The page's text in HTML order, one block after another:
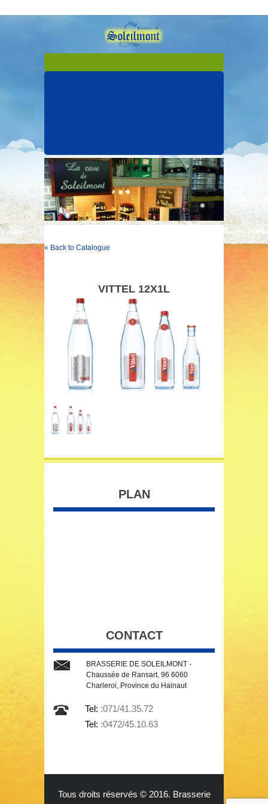
« Back to Catalogue
VITTEL 12X1L
PLAN
CONTACT
BRASSERIE DE SOLEILMONT -
Chaussée de Ransart, 96 6060
Charleroi, Province du Hainaut
Tel: :071/41.35.72
Tel: :0472/45.10.63
Tous droits réservés © 2016. Brasserie